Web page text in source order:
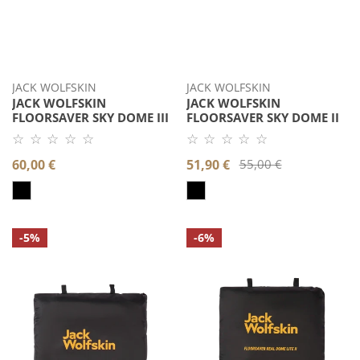
JACK WOLFSKIN
JACK WOLFSKIN
FLOORSAVER SKY DOME III
☆ ☆ ☆ ☆ ☆
Noch
keine
Bewertung.
Produkt
bewerten.
Regulärer
Preis
60,00 €
JACK WOLFSKIN
JACK WOLFSKIN
FLOORSAVER SKY DOME II
☆ ☆ ☆ ☆ ☆
Noch
keine
Bewertung.
Produkt
bewerten.
Verkaufspreis
51,90 €
Regulärer
Preis
55,00 €
Jack
Wolfskin
DOME
-5%
Jack
Wolfskin
DOME
-6%